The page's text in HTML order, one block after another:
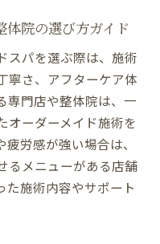
×ヘッドスパのポ
整体ヘッドスパを
院の選び方ガイド
スパを選ぶ際は、施術
寧さ、アフターケア体
専門店や整体院は、一
オーダーメイド施術を
労感が強い場合は、
るメニューがある店舗
た施術内容やサポート